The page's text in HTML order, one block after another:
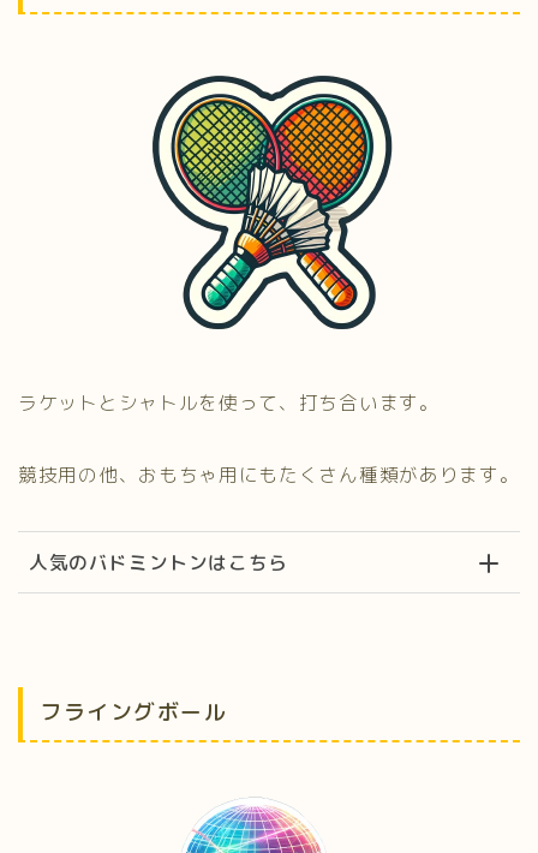
ラケットとシャトルを使って、打ち合います。
競技用の他、おもちゃ用にもたくさん種類があります。
人気のバドミントンはこちら
フライングボール